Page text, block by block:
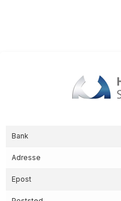
Bank
Adresse
Epost